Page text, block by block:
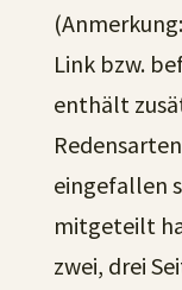
Link bzw.
enthält
eingefallen
mitgeteilt
zwei, drei